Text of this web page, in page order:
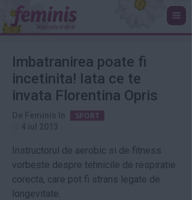
Imbatranirea poate fi
incetinita! Iata ce te
invata Florentina Opris
SPORT
Instructorul de aerobic si de fitness
vorbeste despre tehnicile de respiratie
corecta, care pot fi strans legate de
longevitate.